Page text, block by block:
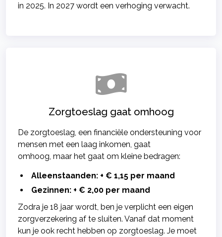
in 2025. In 2027 wordt een verhoging verwacht.
Zorgtoeslag gaat omhoog
De zorgtoeslag, een financiële ondersteuning voor
mensen met een laag inkomen, gaat
omhoog, maar het gaat om kleine bedragen:
Alleenstaanden: + € 1,15 per maand
Gezinnen: + € 2,00 per maand
Zodra je 18 jaar wordt, ben je verplicht een eigen
zorgverzekering af te sluiten. Vanaf dat moment
kun je ook recht hebben op zorgtoeslag. Je moet